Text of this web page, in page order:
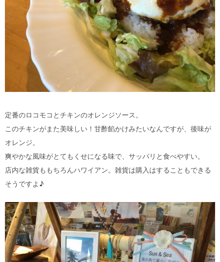
定番のロコモコとチキンのオレンジソース。
このチキンがまた美味しい！甘酢餡かけみたいなんですが、後味が
オレンジ。
爽やかな風味がとてもくせになる味で、サッパリと食べやすい。
店内な雑貨ももちろんハワイアン。雑貨は購入はすることもできる
そうですよ♪